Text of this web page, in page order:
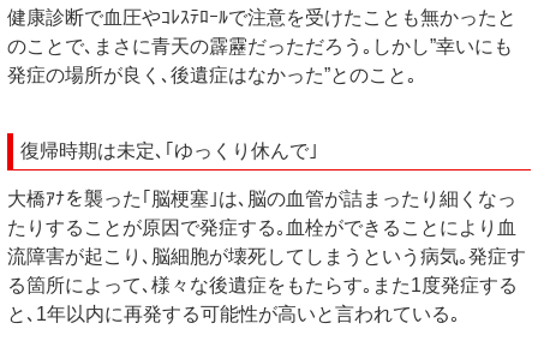
健康診断で血圧やｺﾚｽﾃﾛｰﾙで注意を受けたことも無かったと
のことで､まさに青天の霹靂だっただろう｡しかし”幸いにも
発症の場所が良く､後遺症はなかった”とのこと｡
復帰時期は未定､｢ゆっくり休んで｣
大橋ｱﾅを襲った｢脳梗塞｣は､脳の血管が詰まったり細くなっ
たりすることが原因で発症する｡血栓ができることにより血
流障害が起こり､脳細胞が壊死してしまうという病気｡発症す
る箇所によって､様々な後遺症をもたらす｡また1度発症する
と､1年以内に再発する可能性が高いと言われている｡